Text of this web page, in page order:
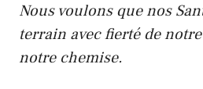
Nous voulons que nos
terrain avec fierté de
notre chemise.